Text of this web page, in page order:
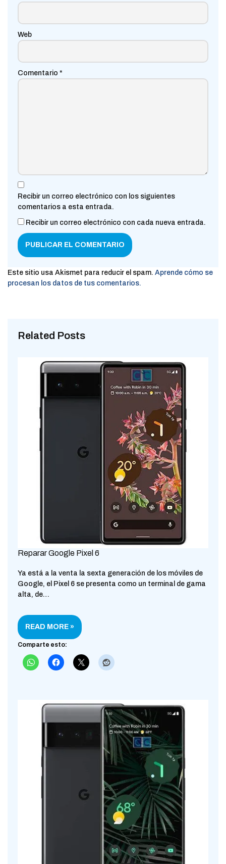
Web
Comentario *
Recibir un correo electrónico con los siguientes
comentarios a esta entrada.
Recibir un correo electrónico con cada nueva entrada.
Este sitio usa Akismet para reducir el spam. Aprende cómo se
procesan los datos de tus comentarios.
Related Posts
Reparar Google Pixel 6
Ya está a la venta la sexta generación de los móviles de
Google, el Pixel 6 se presenta como un terminal de gama
alta, de…
READ MORE »
Comparte esto: